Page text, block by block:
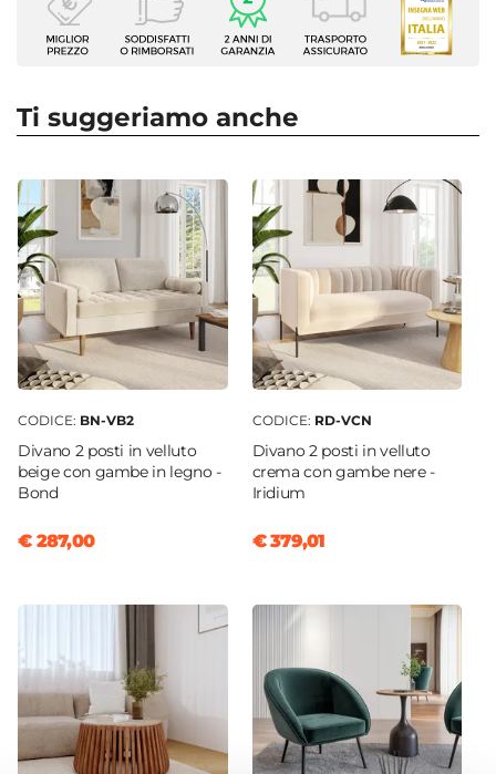
Tipologia
Poltrona
Dimensioni
Altezza
76 cm
Altezza Seduta
48 cm
Materiale Seduta
Velluto
Colore Seduta
Nero
Ti suggeriamo anche
CODICE: BN-VB2
Divano 2 posti in velluto
beige con gambe in legno -
Bond
€ 287,00
CODICE: RD-VCN
Divano 2 posti in velluto
crema con gambe nere -
Iridium
€ 379,01